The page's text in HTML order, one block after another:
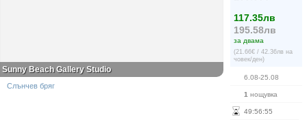
117.35лв
195.58лв
за двама
(21.66€ / 42.36лв на
човек/ден)
6.08-25.08
1 нощувка
49:56:55
Sunny Beach Gallery Studio
Слънчев бряг